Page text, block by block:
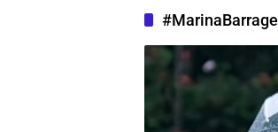
#MarinaBarrage